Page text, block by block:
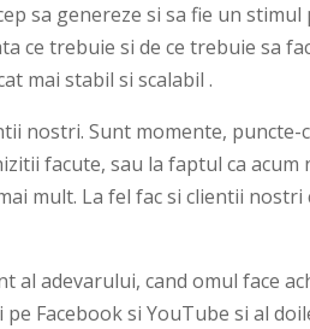
sa genereze si sa fie un
ce trebuie si de ce trebuie sa
mai stabil si scalabil .
nostri. Sunt momente, puncte-
facute, sau la faptul ca acum
mult. La fel fac si clientii
al adevarului, cand omul face
Facebook si YouTube si al